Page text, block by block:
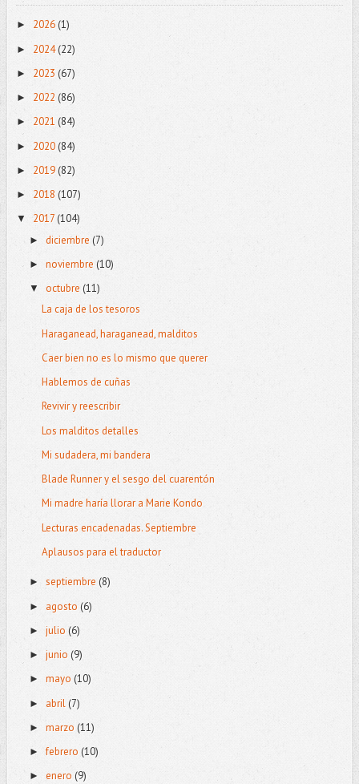
► 2026 (1)
► 2024(22)
► 2023 (67)
► 2022 (86)
► 2021 (84)
► 2020 (84)
► 2019(82)
► 2018 (107)
▼ 2017 (104)
► diciembre (7)
► noviembre (10)
▼ octubre (11)
La caja de los tesoros
Haraganead, haraganead, malditos
Caer bien no es lo mismo que querer
Hablemos de cuñas
Revivir y reescribir
Los malditos detalles
Mi sudadera, mi bandera
Blade Runner y el sesgo del cuarentón
Mi madre haría llorar a Marie Kondo
Lecturas encadenadas. Septiembre
Aplausos para el traductor
► septiembre (8)
► agosto (6)
► julio (6)
► junio (9)
► mayo (10)
► abril(7)
► marzo (11)
►febrero (10)
► enero (9)